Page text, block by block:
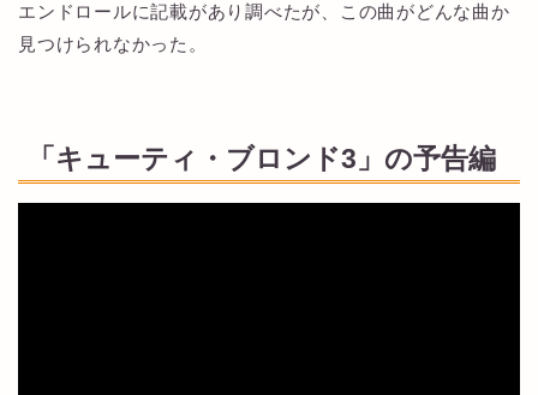
エンドロールに記載があり調べたが、この曲がどんな曲か
見つけられなかった。
「キューティ・ブロンド3」の予告編